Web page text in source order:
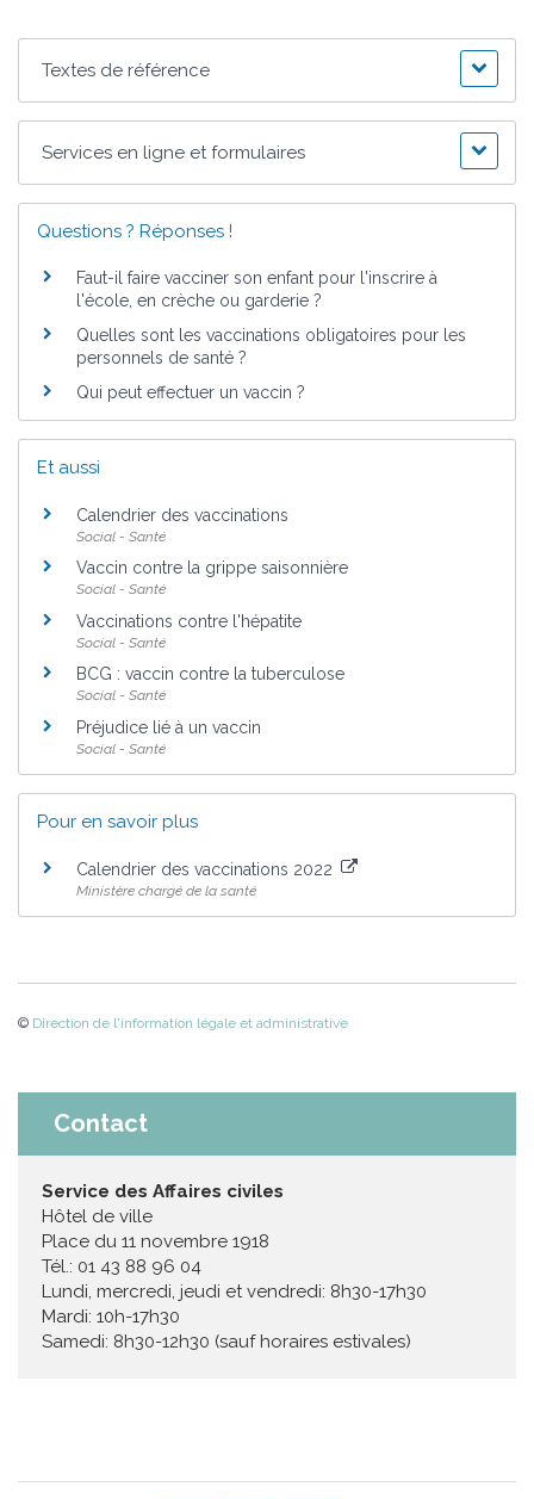
Textes de référence
Services en ligne et formulaires
Questions ? Réponses !
Faut-il faire vacciner son enfant pour l'inscrire à
l'école, en crèche ou garderie ?
Quelles sont les vaccinations obligatoires pour les
personnels de santé ?
Qui peut effectuer un vaccin ?
Et aussi
Calendrier des vaccinations
Social - Santé
Vaccin contre la grippe saisonnière
Social - Santé
Vaccinations contre l'hépatite
Social - Santé
BCG : vaccin contre la tuberculose
Social - Santé
Préjudice lié à un vaccin
Social - Santé
Pour en savoir plus
Calendrier des vaccinations 2022
Ministère chargé de la santé
© Direction de l'information légale et administrative
Contact
Service des Affaires civiles
Hôtel de ville
Place du 11 novembre 1918
Tél.: 01 43 88 96 04
Lundi, mercredi, jeudi et vendredi: 8h30-17h30
Mardi: 10h-17h30
Samedi: 8h30-12h30 (sauf horaires estivales)